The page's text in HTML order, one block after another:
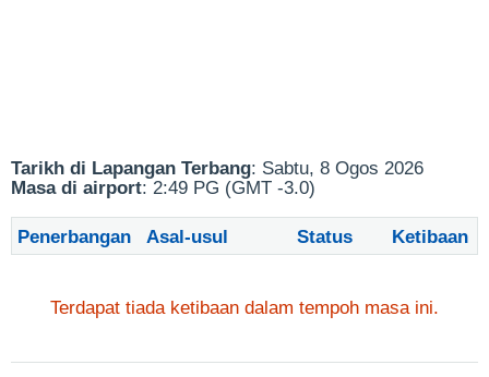
Tarikh di Lapangan Terbang: Sabtu, 8 Ogos 2026
Masa di airport: 2:49 PG (GMT -3.0)
Penerbangan Asal-usul Status Ketibaan
Terdapat tiada ketibaan dalam tempoh masa ini.